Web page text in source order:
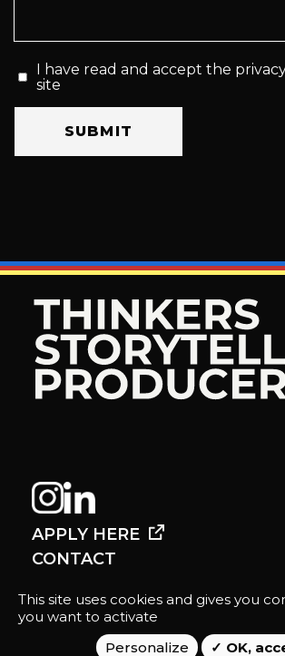
I have read and accept the
site
APPLY HERE
CONTACT
Mentions légales
Données personnelles
This site uses cookies and gives you
you want to activate
Personalize
OK,